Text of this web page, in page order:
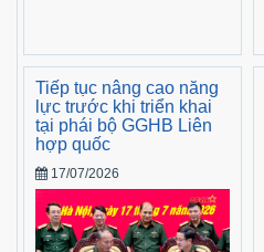
Tiếp tục nâng cao năng
lực trước khi triển khai
tại phái bộ GGHB Liên
hợp quốc
17/07/2026